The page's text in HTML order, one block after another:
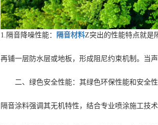
1.隔音降噪性能： 隔音材料Z突出的性能特点就是
再铺一层防水层或地板，形成阻尼约束机制。当
二、绿色安全性能：其绿色环保性能和安全
隔音涂料强调其无机特性，结合专业喷涂施工技